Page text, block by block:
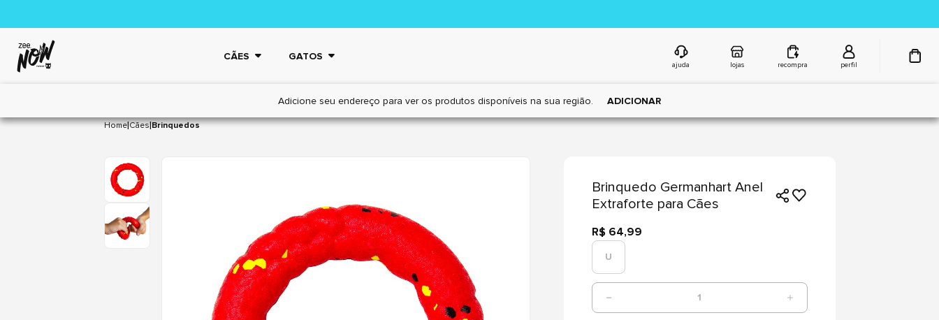
CÃES GATOS
ajuda lojas recompra perfil
Adicione seu endereço para ver os produtos disponíveis na sua região. ADICIONAR
Home|Cães|Brinquedos
Brinquedo Germanhart Anel
Extraforte para Cães
R$ 64,99
U
1